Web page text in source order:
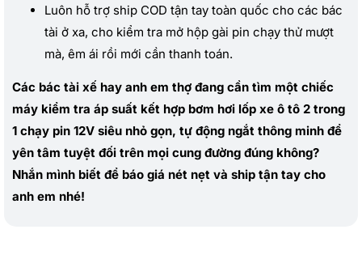
Luôn hỗ trợ ship COD tận tay toàn quốc cho các bác
tài ở xa, cho kiểm tra mở hộp gài pin chạy thử mượt
mà, êm ái rồi mới cần thanh toán.
Các bác tài xế hay anh em thợ đang cần tìm một chiếc
máy kiểm tra áp suất kết hợp bơm hơi lốp xe ô tô 2 trong
1 chạy pin 12V siêu nhỏ gọn, tự động ngắt thông minh để
yên tâm tuyệt đối trên mọi cung đường đúng không?
Nhắn mình biết để báo giá nét nẹt và ship tận tay cho
anh em nhé!